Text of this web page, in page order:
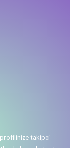
profilinize takipçi